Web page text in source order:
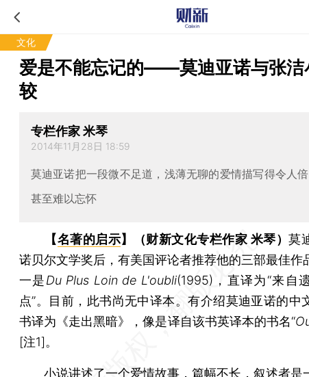
文化
爱是不能忘记的——莫迪亚诺与张洁
较
专栏作家 米琴
2014年11月28日 18:59
莫迪亚诺把一段微不足道，浅薄无聊的爱情描写得令人倍
甚至难以忘怀
【名著的启示】（财新文化专栏作家 米琴）莫
诺贝尔文学奖后，有美国评论者推荐他的三部最佳作
一是Du Plus Loin de L'oubli(1995)，直译为“来自
点”。目前，此书尚无中译本。有介绍莫迪亚诺的中
书译为《走出黑暗》，像是译自该书英译本的书名“
[注1]。
小说讲述了一个爱情故事，篇幅不长，叙述者是